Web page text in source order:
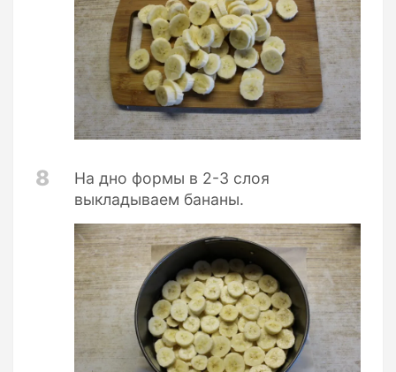
8
На дно формы в 2-3 слоя
выкладываем бананы.